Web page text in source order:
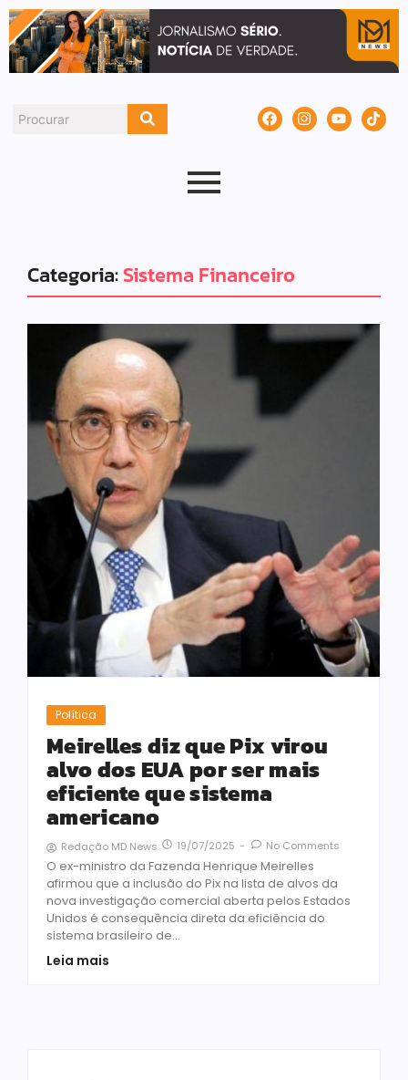
Categoria:Sistema Financeiro
Política
Meirelles diz que Pix virou
alvo dos EUA por ser mais
eficiente que sistema
americano
Redação MD News 19/07/2025 - No Comments
O ex-ministro da Fazenda Henrique Meirelles
afirmou que a inclusão do Pix na lista de alvos da
nova investigação comercial aberta pelos Estados
Unidos é consequência direta da eficiência do
sistema brasileiro de...
Leia mais